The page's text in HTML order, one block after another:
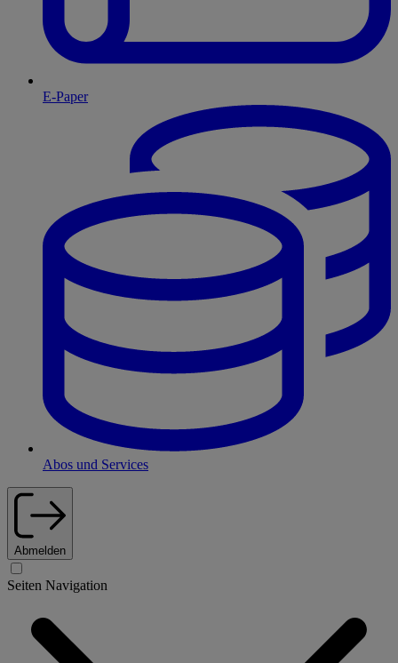
E-Paper
Abos und Services
Abmelden
Seiten Navigation